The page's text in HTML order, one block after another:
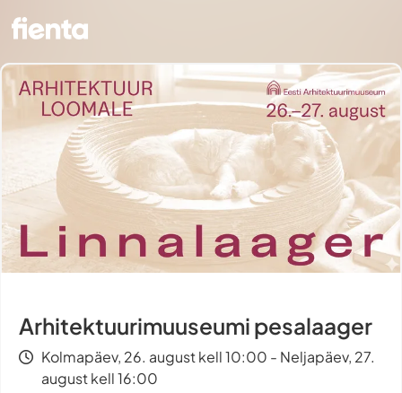
Arhitektuurimuuseumi pesalaager
Kolmapäev, 26. august kell 10:00 - Neljapäev, 27.
august kell 16:00